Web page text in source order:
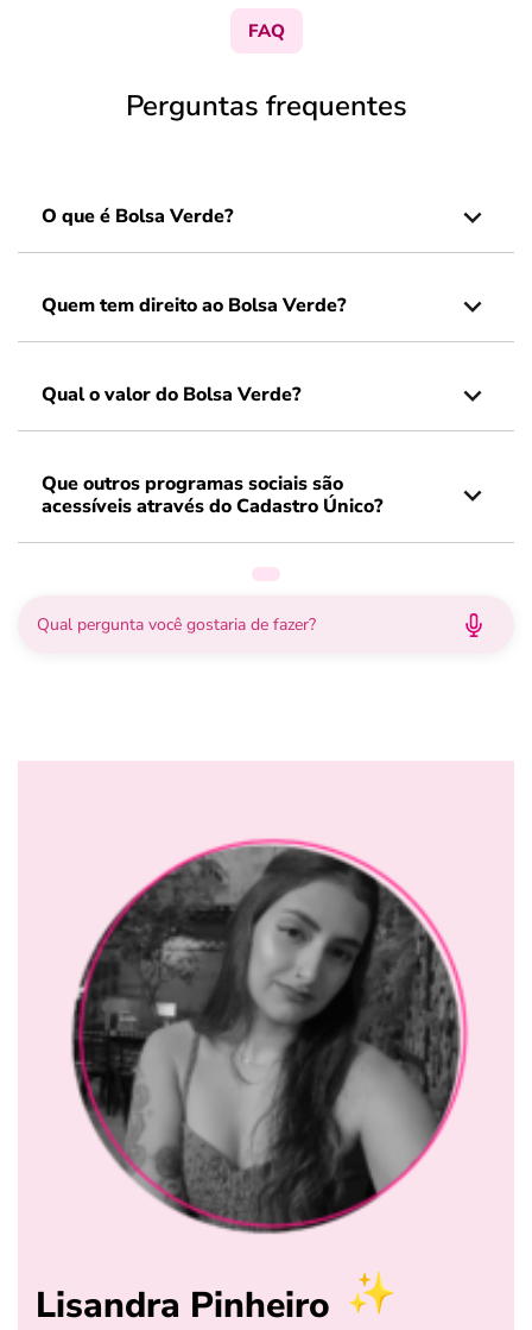
FAQ
Perguntas frequentes
O que é Bolsa Verde?
Quem tem direito ao Bolsa Verde?
Qual o valor do Bolsa Verde?
Que outros programas sociais são
acessíveis através do Cadastro Único?
Lisandra Pinheiro